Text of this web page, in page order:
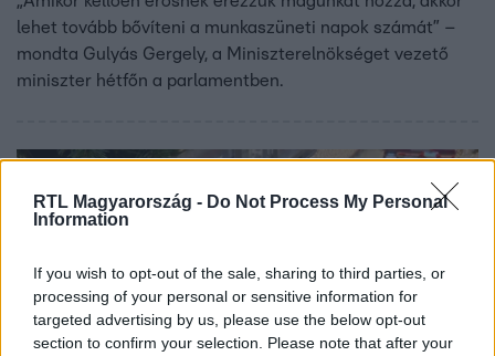
RTL Magyarország - Do Not Process My Personal
Information
If you wish to opt-out of the sale, sharing to third parties, or
processing of your personal or sensitive information for
targeted advertising by us, please use the below opt-out
section to confirm your selection. Please note that after your
lehet tovább bővíteni a munkaszüneti napok számát” –
mondta Gulyás Gergely, a Miniszterelnökséget vezető
miniszter hétfőn a parlamentben.